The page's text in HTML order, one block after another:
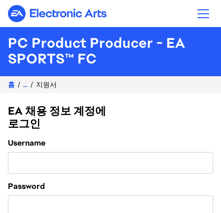
Electronic Arts
PC Product Producer - EA
SPORTS™ FC
홈 ... 지원서
EA 채용 정보 계정에
로그인
Login
Username
Password